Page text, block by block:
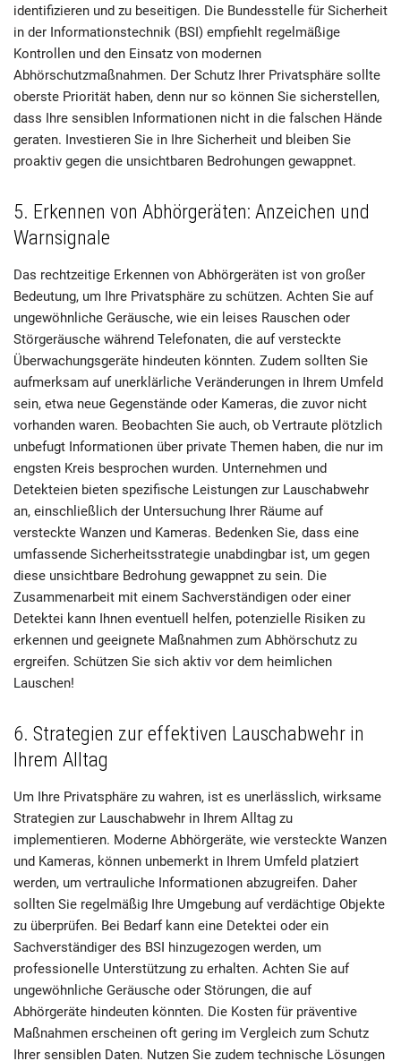
identifizieren und zu beseitigen. Die Bundesstelle für Sicherheit
in der Informationstechnik (BSI) empfiehlt regelmäßige
Kontrollen und den Einsatz von modernen
Abhörschutzmaßnahmen. Der Schutz Ihrer Privatsphäre sollte
oberste Priorität haben, denn nur so können Sie sicherstellen,
dass Ihre sensiblen Informationen nicht in die falschen Hände
geraten. Investieren Sie in Ihre Sicherheit und bleiben Sie
proaktiv gegen die unsichtbaren Bedrohungen gewappnet.
5. Erkennen von Abhörgeräten: Anzeichen und
Warnsignale
Das rechtzeitige Erkennen von Abhörgeräten ist von großer
Bedeutung, um Ihre Privatsphäre zu schützen. Achten Sie auf
ungewöhnliche Geräusche, wie ein leises Rauschen oder
Störgeräusche während Telefonaten, die auf versteckte
Überwachungsgeräte hindeuten könnten. Zudem sollten Sie
aufmerksam auf unerklärliche Veränderungen in Ihrem Umfeld
sein, etwa neue Gegenstände oder Kameras, die zuvor nicht
vorhanden waren. Beobachten Sie auch, ob Vertraute plötzlich
unbefugt Informationen über private Themen haben, die nur im
engsten Kreis besprochen wurden. Unternehmen und
Detekteien bieten spezifische Leistungen zur Lauschabwehr
an, einschließlich der Untersuchung Ihrer Räume auf
versteckte Wanzen und Kameras. Bedenken Sie, dass eine
umfassende Sicherheitsstrategie unabdingbar ist, um gegen
diese unsichtbare Bedrohung gewappnet zu sein. Die
Zusammenarbeit mit einem Sachverständigen oder einer
Detektei kann Ihnen eventuell helfen, potenzielle Risiken zu
erkennen und geeignete Maßnahmen zum Abhörschutz zu
ergreifen. Schützen Sie sich aktiv vor dem heimlichen
Lauschen!
6. Strategien zur effektiven Lauschabwehr in
Ihrem Alltag
Um Ihre Privatsphäre zu wahren, ist es unerlässlich, wirksame
Strategien zur Lauschabwehr in Ihrem Alltag zu
implementieren. Moderne Abhörgeräte, wie versteckte Wanzen
und Kameras, können unbemerkt in Ihrem Umfeld platziert
werden, um vertrauliche Informationen abzugreifen. Daher
sollten Sie regelmäßig Ihre Umgebung auf verdächtige Objekte
zu überprüfen. Bei Bedarf kann eine Detektei oder ein
Sachverständiger des BSI hinzugezogen werden, um
professionelle Unterstützung zu erhalten. Achten Sie auf
ungewöhnliche Geräusche oder Störungen, die auf
Abhörgeräte hindeuten könnten. Die Kosten für präventive
Maßnahmen erscheinen oft gering im Vergleich zum Schutz
Ihrer sensiblen Daten. Nutzen Sie zudem technische Lösungen